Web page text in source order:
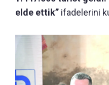
elde ettik” ifadelerini